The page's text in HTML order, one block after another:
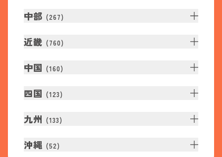
中部 (267)
近畿 (760)
中国 (160)
四国 (123)
九州 (133)
沖縄 (52)